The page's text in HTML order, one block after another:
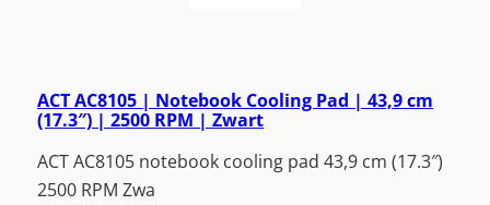
ACT AC8105 | Notebook Cooling Pad | 43,9 cm
(17.3″) | 2500 RPM | Zwart
ACT AC8105 notebook cooling pad 43,9 cm (17.3″)
2500 RPM Zwa